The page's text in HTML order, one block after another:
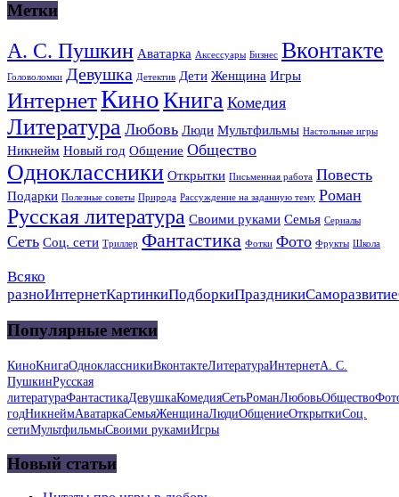
Метки
А. С. Пушкин Аватарка Аксессуары Бизнес Вконтакте
Головоломки Девушка Детектив Дети Женщина Игры
ИнтернетКиноКнига Комедия
Литература Любовь Люди Мультфильмы Настольные игры
Никнейм Новый год Общение Общество
Одноклассники Открытки Письменная работа Повесть
Подарки Полезные советы Природа Рассуждение на заданную тему Роман
Русская литература Своими руками Семья Сериалы
Сеть Соц. сети Триллер Фантастика Фотки Фото Фрукты Школа
Всяко
разноИнтернетКартинкиПодборкиПраздникиСаморазвитие
Популярные метки
КиноКнигаОдноклассникиВконтактеЛитератураИнтернетА. С.
ПушкинРусская
литератураФантастикаДевушкаКомедияСетьРоманЛюбовьОбщество
годНикнеймАватаркаСемьяЖенщинаЛюдиОбщениеОткрыткиСоц.
сетиМультфильмыСвоими рукамиИгры
Новый статьи